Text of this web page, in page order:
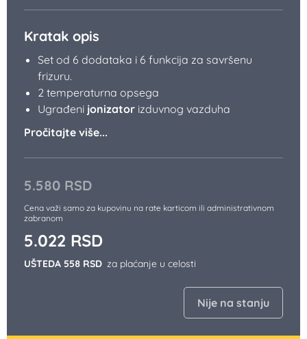
5.580 RSD
Cena važi samo za kupovinu na rate karticom ili administrativnom
zabranom
5.022 RSD
UŠTEDA 558 RSD za plaćanje u celosti
Kratak opis
Set od 6 dodataka i 6 funkcija za savršenu
frizuru.
2 temperaturna opsega
Ugrađeni jonizator izduvnog vazduha
Pročitajte više...
Nije na stanju